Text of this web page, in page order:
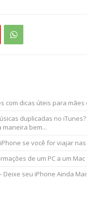
com dicas úteis para mães
duplicadas no
maneira bem...
se você for viajar
de um PC a um Mac
Deixe seu iPhone Ainda